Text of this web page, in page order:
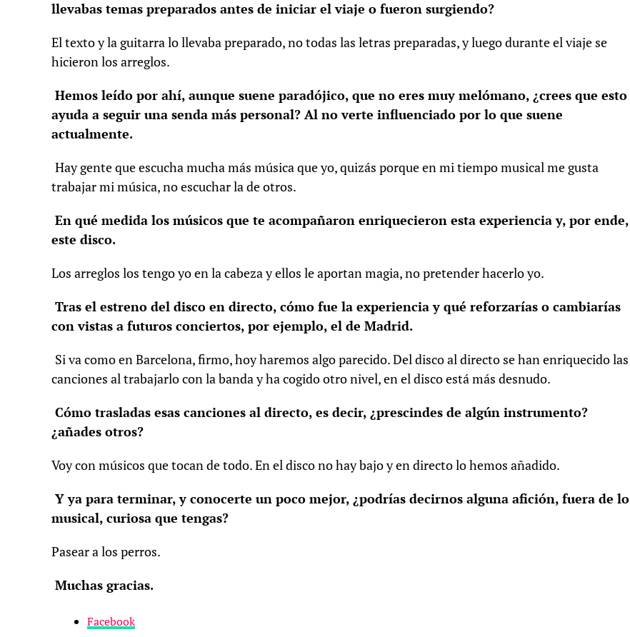
llevabas temas preparados antes de iniciar el viaje o fueron surgiendo?
El texto y la guitarra lo llevaba preparado, no todas las letras preparadas, y luego durante el viaje se
hicieron los arreglos.
Hemos leído por ahí, aunque suene paradójico, que no eres muy melómano, ¿crees que esto
ayuda a seguir una senda más personal? Al no verte influenciado por lo que suene
actualmente.
Hay gente que escucha mucha más música que yo, quizás porque en mi tiempo musical me gusta
trabajar mi música, no escuchar la de otros.
En qué medida los músicos que te acompañaron enriquecieron esta experiencia y, por ende,
este disco.
Los arreglos los tengo yo en la cabeza y ellos le aportan magia, no pretender hacerlo yo.
Tras el estreno del disco en directo, cómo fue la experiencia y qué reforzarías o cambiarías
con vistas a futuros conciertos, por ejemplo, el de Madrid.
Si va como en Barcelona, firmo, hoy haremos algo parecido. Del disco al directo se han enriquecido las
canciones al trabajarlo con la banda y ha cogido otro nivel, en el disco está más desnudo.
Cómo trasladas esas canciones al directo, es decir, ¿prescindes de algún instrumento?
¿añades otros?
Voy con músicos que tocan de todo. En el disco no hay bajo y en directo lo hemos añadido.
Y ya para terminar, y conocerte un poco mejor, ¿podrías decirnos alguna afición, fuera de lo
musical, curiosa que tengas?
Pasear a los perros.
Muchas gracias.
Facebook